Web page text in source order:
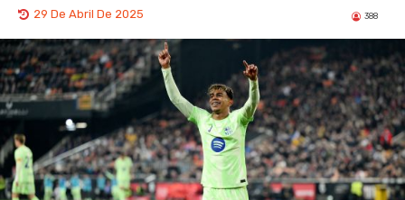
29 De Abril De 2025 388